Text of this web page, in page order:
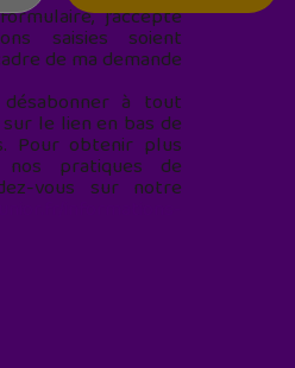
j’accepte
saisies soient
de ma demande
à tout
le lien en bas de
Pour obtenir plus
nos pratiques de
vous sur notre